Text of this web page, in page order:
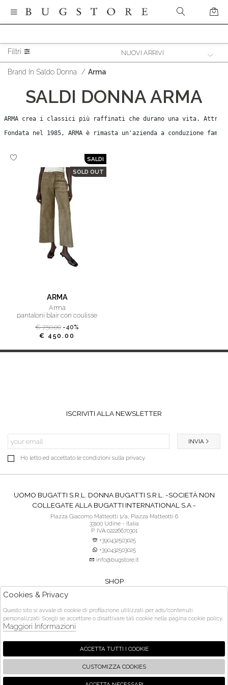
Filtri
Brand In Saldo Donna / Arma
SALDI DONNAARMA
ARMA crea i classici più raffinati che durano una vita.
Fondata nel 1985, ARMA è rimasta un'azienda a conduzione
SALDI
SOLD OUT
ARMA
arma
pantaloni blair con coulisse
€ 750.00 -40%
€ 450.00
ISCRIVITI ALLA NEWSLETTER
Ho letto ed accettato le condizioni sulla privacy.
INVIA
UOMO BUGATTI S.R.L. DONNA BUGATTI S.R.L. -SOCIETÀ NON
COLLEGATE ALLA BUGATTI INTERNATIONAL S.A -
Piazza Giacomo Matteotti 1/a, Piazza Matteotti 6
33100 Udine - Italia
P. IVA:02226670301
+390432503025
+390432503025
info@bugstore.it
SHOP
ACQUISTO SICURO
martedì- venerdì 9:30 - 13:00 e dalle 15:30 - 19:30 | sabato 9:30 - 13:00 e dalle
15:30 - 20:00 | domenica e lunedì chiuso
Cookies & Privacy
Questo sito si avvale di cookie di profilazione utilizzati per ads/contenuti
personalizzati. Scegli se accettare o disattivare tali cookie nella pagina cookie policy.
Maggiori Informazioni
ACCETTA TUTTI I COOKIE
CUSTOMIZZA COOKIES